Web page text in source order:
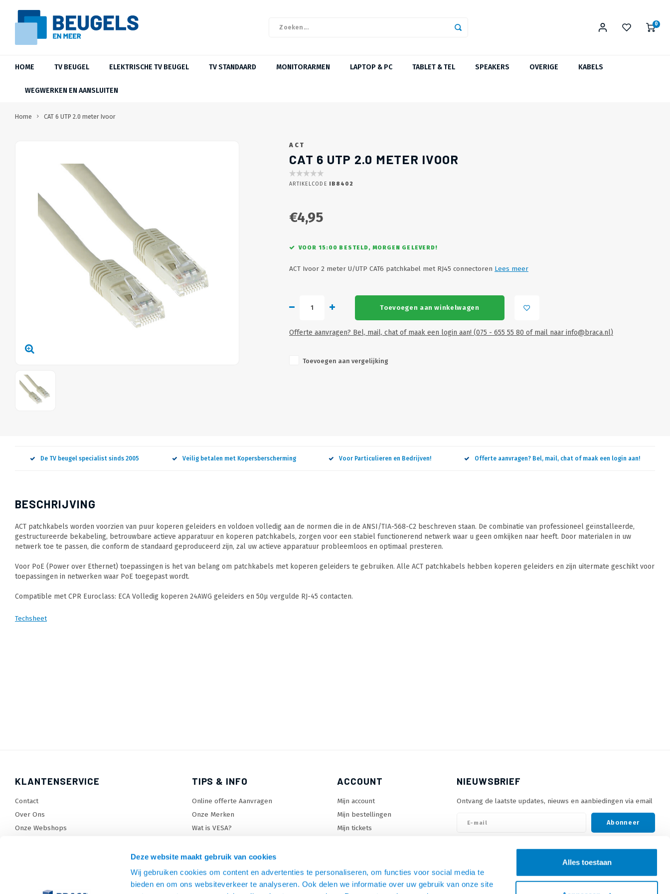
Deze website maakt gebruik van cookies
Wij gebruiken cookies om content en advertenties te personaliseren, om functies voor social media te
bieden en om ons websiteverkeer te analyseren. Ook delen we informatie over uw gebruik van onze site
Alles toestaan
0
HOME TV BEUGEL ELEKTRISCHE TV BEUGEL TV STANDAARD MONITORARMEN LAPTOP & PC TABLET & TEL SPEAKERS OVERIGE KABELS
WEGWERKEN EN AANSLUITEN
Home CAT 6 UTP 2.0 meter Ivoor
ACT
CAT 6 UTP 2.0 METER IVOOR
ARTIKELCODE IB8402
€4,95
VOOR 15:00 BESTELD, MORGEN GELEVERD!
ACT Ivoor 2 meter U/UTP CAT6 patchkabel met RJ45 connectoren Lees meer
Toevoegen aan winkelwagen
Offerte aanvragen? Bel, mail, chat of maak een login aan! (075 - 655 55 80 of mail naar info@braca.nl)
Toevoegen aan vergelijking
De TV beugel specialist sinds 2005 Veilig betalen met Kopersberscherming Voor Particulieren en Bedrijven! Offerte aanvragen? Bel, mail, chat of maak een login aan!
BESCHRIJVING
ACT patchkabels worden voorzien van puur koperen geleiders en voldoen volledig aan de normen die in de ANSI/TIA-568-C2 beschreven staan. De combinatie van professioneel geïnstalleerde,
gestructureerde bekabeling, betrouwbare actieve apparatuur en koperen patchkabels, zorgen voor een stabiel functionerend netwerk waar u geen omkijken naar heeft. Door materialen in uw
netwerk toe te passen, die conform de standaard geproduceerd zijn, zal uw actieve apparatuur probleemloos en optimaal presteren.
Voor PoE (Power over Ethernet) toepassingen is het van belang om patchkabels met koperen geleiders te gebruiken. Alle ACT patchkabels hebben koperen geleiders en zijn uitermate geschikt voor
toepassingen in netwerken waar PoE toegepast wordt.
Compatible met CPR Euroclass: ECA Volledig koperen 24AWG geleiders en 50µ vergulde RJ-45 contacten.
Techsheet
KLANTENSERVICE
Contact
Over Ons
Onze Webshops
TIPS & INFO
Online offerte Aanvragen
Onze Merken
Wat is VESA?
TV standaard keuzehulp
TV lift keuzehulp
Monitorarm keuzehulp
ACCOUNT
Mijn account
Mijn bestellingen
Mijn tickets
NIEUWSBRIEF
Ontvang de laatste updates, nieuws en aanbiedingen via email
Abonneer